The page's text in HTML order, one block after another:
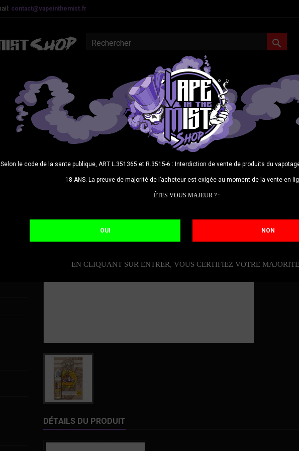
Selon le code de la sante publique, ART L.351365 et R.3515-6 : Interdiction de vente de produits du
18 ANS. La preuve de majorité de l’acheteur est exigée au moment de la vente en
ÊTES VOUS MAJEUR ? :
OUI NON
EN CLIQUANT SUR ENTRER, VOUS CERTIFIEZ VOTRE MAJORITE
contact@vapeinthemist.fr

DEBUTANTS MATERIEL CONFIRMES E-LIQUIDES DIY CBD
Une

DÉTAILS DU PRODUIT